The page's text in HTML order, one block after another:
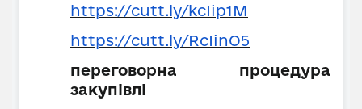
https://cutt.ly/kcIip1M
https://cutt.ly/RcIinO5
переговорна процедура
закупівлі